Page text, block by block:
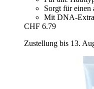
Sorgt für einen
Mit DNA-
CHF 6.79
Zustellung bis 13.